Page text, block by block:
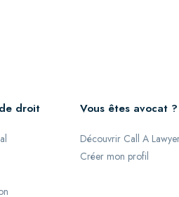
droit Vous êtes avocat ?
Découvrir Call A
Créer mon profil